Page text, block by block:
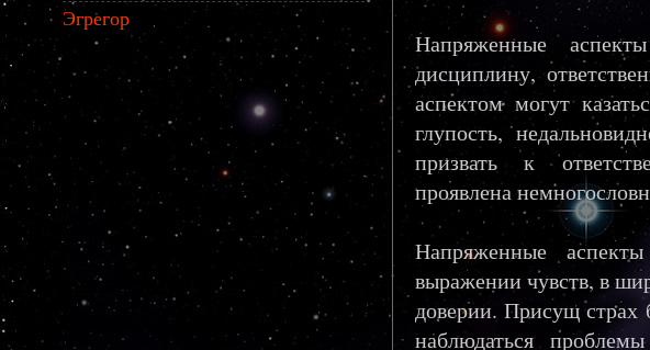
Напряженные
дисциплину,
аспектом могут
глупость,
призвать к
проявлена
Напряженные аспекты
выражении чувств, в
доверии. Присущ страх
наблюдаться
Эгрегор